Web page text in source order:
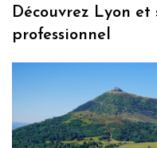
Découvrez Lyon
professionnel